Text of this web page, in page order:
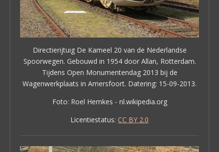
Directierijtuig De Kameel 20 van de Nederlandse
Spoorwegen. Gebouwd in 1954 door Allan, Rotterdam.
Tijdens Open Monumentendag 2013 bij de
Wagenwerkplaats in Amersfoort. Datering: 15-09-2013.
Foto: Roel Hemkes - nl.wikipedia.org
Licentiestatus: CC BY 2.0